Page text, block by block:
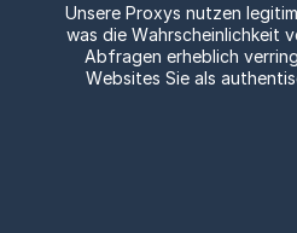
Unsere Proxys nutzen
was die Wahrscheinlichkeit
Abfragen erheblich
Websites Sie als